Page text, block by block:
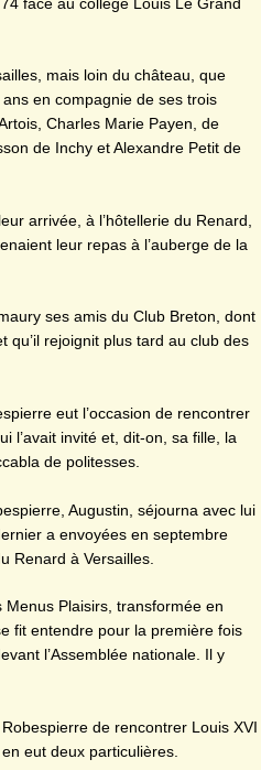
mais loin du château, que
en compagnie de ses trois
Charles Marie Payen, de
de Inchy et Alexandre Petit de
arrivée, à l’hôtellerie du Renard,
leur repas à l’auberge de la
ses amis du Club Breton, dont
qu’il rejoignit plus tard au club des
eut l’occasion de rencontrer
l’avait invité et, dit-on, sa fille, la
de politesses.
Augustin, séjourna avec lui
a envoyées en septembre
Renard à Versailles.
Menus Plaisirs, transformée en
fit entendre pour la première fois
l’Assemblée nationale. Il y
de rencontrer Louis XVI
eut deux particulières.